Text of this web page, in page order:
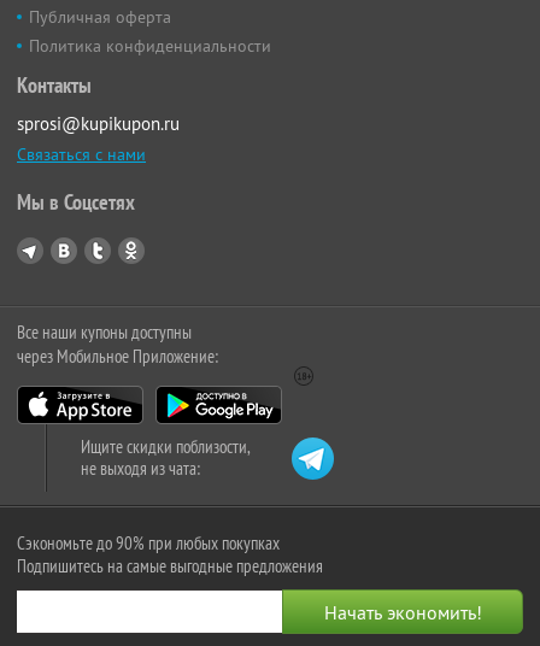
Публичная оферта
Политика конфиденциальности
Контакты
sprosi@kupikupon.ru
Связаться с нами
Мы в Соцсетях
Все наши купоны доступны
через Мобильное Приложение:
Ищите скидки поблизости,
не выходя из чата:
Сэкономьте до 90% при любых покупках
Подпишитесь на самые выгодные предложения